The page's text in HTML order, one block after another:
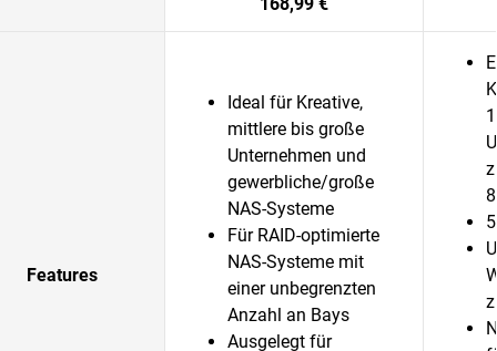
Features
Ideal für Kreative,
mittlere bis große
Unternehmen und
gewerbliche/große
NAS-Systeme
Für RAID-optimierte
NAS-Systeme mit
einer unbegrenzten
Anzahl an Bays
Ausgelegt für